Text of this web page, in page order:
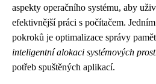
aspekty operačního systému, aby
efektivnější práci s počítačem.
pokroků je optimalizace správy
inteligentní alokaci systémových
potřeb spuštěných aplikací.